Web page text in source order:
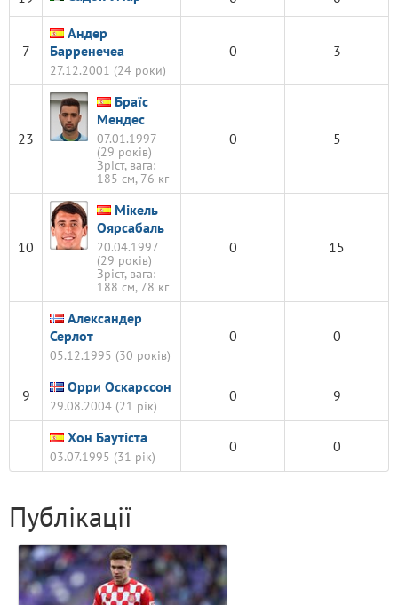
7
Андер
Барренечеа
27.12.2001 (24 роки)
0 3
23
Браїс
Мендес
07.01.1997
(29 років)
Зріст, вага:
185 см, 76 кг
0 5
10
Мікель
Оярсабаль
20.04.1997
(29 років)
Зріст, вага:
188 см, 78 кг
0 15
Александер
Серлот
05.12.1995 (30 років)
0 0
9 Орри Оскарссон
29.08.2004 (21 рік)
0 9
Хон Баутіста
03.07.1995 (31 рік)
0 0
Публікації